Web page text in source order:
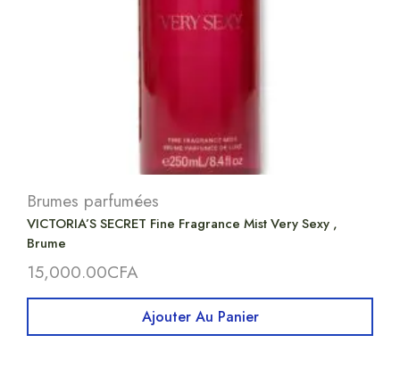
Brumes parfumées
VICTORIA’S SECRET Fine Fragrance Mist Very Sexy ,
Brume
15,000.00CFA
Ajouter Au Panier